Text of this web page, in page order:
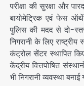
परीक्षा की सुरक्षा और
बायोमेट्रिक एवं फेस
पुलिस की मदद से दो-
निगरानी के लिए
कंट्रोल सेंटर स्थापित
केंद्रीय वित्तपोषित
भी निगरानी व्यवस्था बनाई